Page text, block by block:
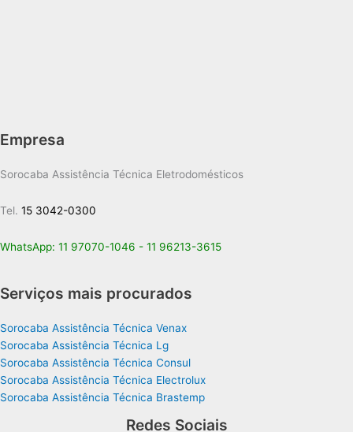
Empresa
Sorocaba Assistência Técnica Eletrodomésticos
Tel. 15 3042-0300
WhatsApp: 11 97070-1046 - 11 96213-3615
Serviços mais procurados
Sorocaba Assistência Técnica Venax
Sorocaba Assistência Técnica Lg
Sorocaba Assistência Técnica Consul
Sorocaba Assistência Técnica Electrolux
Sorocaba Assistência Técnica Brastemp
Redes Sociais